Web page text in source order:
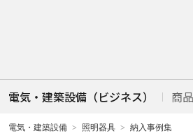
電気・建築設備（ビジネス） 商
電気・建築設備 照明器具 納入事例集